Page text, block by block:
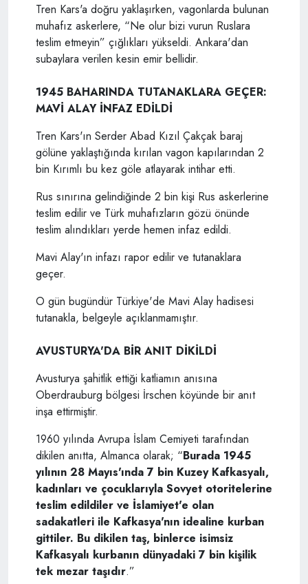
Tren Kars'a doğru yaklaşırken, vagonlarda bulunan
muhafız askerlere, “Ne olur bizi vurun Ruslara
teslim etmeyin” çığlıkları yükseldi. Ankara'dan
subaylara verilen kesin emir bellidir.
1945 BAHARINDA TUTANAKLARA GEÇER:
MAVİ ALAY İNFAZ EDİLDİ
Tren Kars'ın Serder Abad Kızıl Çakçak baraj
gölüne yaklaştığında kırılan vagon kapılarından 2
bin Kırımlı bu kez göle atlayarak intihar etti.
Rus sınırına gelindiğinde 2 bin kişi Rus askerlerine
teslim edilir ve Türk muhafızların gözü önünde
teslim alındıkları yerde hemen infaz edildi.
Mavi Alay'ın infazı rapor edilir ve tutanaklara
geçer.
O gün bugündür Türkiye'de Mavi Alay hadisesi
tutanakla, belgeyle açıklanmamıştır.
AVUSTURYA'DA BİR ANIT DİKİLDİ
Avusturya şahitlik ettiği katliamın anısına
Oberdrauburg bölgesi İrschen köyünde bir anıt
inşa ettirmiştir.
1960 yılında Avrupa İslam Cemiyeti tarafından
dikilen anıtta, Almanca olarak; “Burada 1945
yılının 28 Mayıs'ında 7 bin Kuzey Kafkasyalı,
kadınları ve çocuklarıyla Sovyet otoritelerine
teslim edildiler ve İslamiyet'e olan
sadakatleri ile Kafkasya'nın idealine kurban
gittiler. Bu dikilen taş, binlerce isimsiz
Kafkasyalı kurbanın dünyadaki 7 bin kişilik
tek mezar taşıdır.”